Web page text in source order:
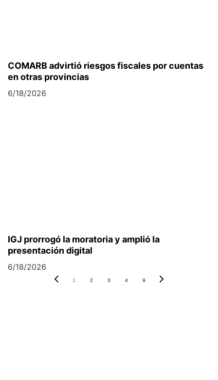
COMARB advirtió riesgos fiscales por cuentas
en otras provincias
6/18/2026
IGJ prorrogó la moratoria y amplió la
presentación digital
6/18/2026
1 2 3 4 9